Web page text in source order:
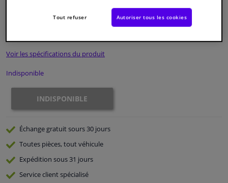
Nettoyage & protection
Camping-car, moto & vélo
Capteurs & électronique
Voir les spécifications du produit
Indisponible
INDISPONIBLE
Échange gratuitsours 30 jours
Toutes pièces, tout véhicule
Expédition sous 31 jours
Serviceclient spécialisé
Tout refuser Autoriser tous les cookies